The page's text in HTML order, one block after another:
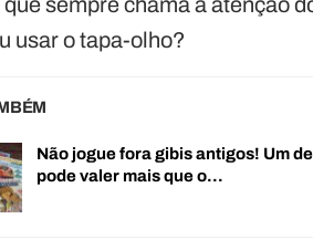
usar o tapa-olho?
Não jogue fora gibis antigos! Um
pode valer mais que o…